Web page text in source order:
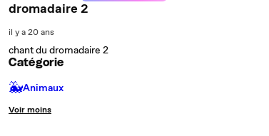
dromadaire 2
il y a 20 ans
chant du dromadaire 2
Catégorie
🐳Animaux
Voir moins